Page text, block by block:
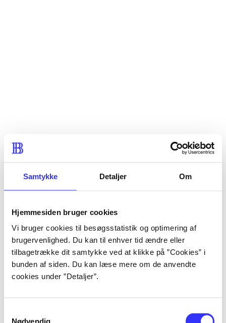
Samtykke Detaljer Om
Hjemmesiden bruger cookies
Vi bruger cookies til besøgsstatistik og optimering af
brugervenlighed. Du kan til enhver tid ændre eller
tilbagetrække dit samtykke ved at klikke på ”Cookies” i
bunden af siden. Du kan læse mere om de anvendte
cookies under ”Detaljer”.
Nødvendig